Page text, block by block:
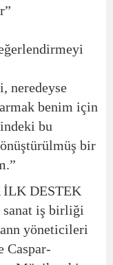
neredeyse
benim için
bu
bir
İLK DESTEK
sanat iş birliği
yöneticileri
Caspar-